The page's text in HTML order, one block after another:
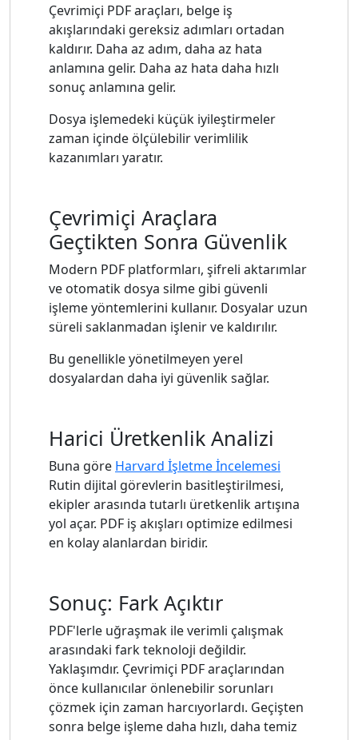
Çevrimiçi PDF araçları, belge iş
akışlarındaki gereksiz adımları ortadan
kaldırır. Daha az adım, daha az hata
anlamına gelir. Daha az hata daha hızlı
sonuç anlamına gelir.
Dosya işlemedeki küçük iyileştirmeler
zaman içinde ölçülebilir verimlilik
kazanımları yaratır.
Çevrimiçi Araçlara
Geçtikten Sonra Güvenlik
Modern PDF platformları, şifreli aktarımlar
ve otomatik dosya silme gibi güvenli
işleme yöntemlerini kullanır. Dosyalar uzun
süreli saklanmadan işlenir ve kaldırılır.
Bu genellikle yönetilmeyen yerel
dosyalardan daha iyi güvenlik sağlar.
Harici Üretkenlik Analizi
Buna göre Harvard İşletme İncelemesi
Rutin dijital görevlerin basitleştirilmesi,
ekipler arasında tutarlı üretkenlik artışına
yol açar. PDF iş akışları optimize edilmesi
en kolay alanlardan biridir.
Sonuç: Fark Açıktır
PDF'lerle uğraşmak ile verimli çalışmak
arasındaki fark teknoloji değildir.
Yaklaşımdır. Çevrimiçi PDF araçlarından
önce kullanıcılar önlenebilir sorunları
çözmek için zaman harcıyorlardı. Geçişten
sonra belge işleme daha hızlı, daha temiz